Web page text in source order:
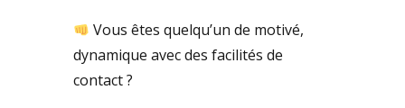
Vous êtes quelqu’un de motivé,
dynamique avec des facilités de
contact ?